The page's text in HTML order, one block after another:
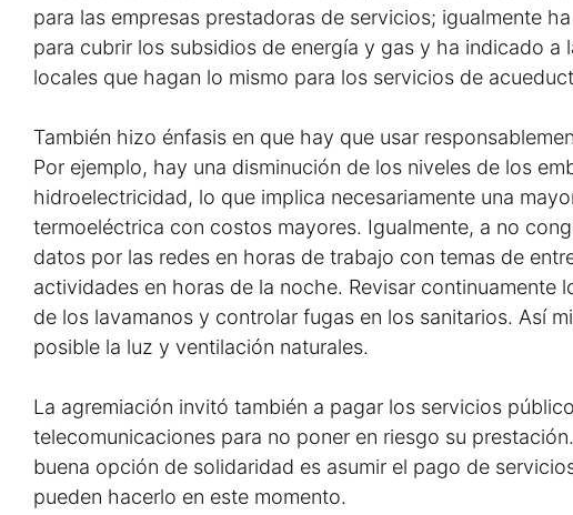
para las empresas prestadoras de servicios; igualmente
para cubrir los subsidios de energía y gas y ha indicado a
locales que hagan lo mismo para los servicios de
También hizo énfasis en que hay que usar
Por ejemplo, hay una disminución de los niveles de los
hidroelectricidad, lo que implica necesariamente una
termoeléctrica con costos mayores. Igualmente, a no
datos por las redes en horas de trabajo con temas de
actividades en horas de la noche. Revisar continuamente
de los lavamanos y controlar fugas en los sanitarios. Así
posible la luz y ventilación naturales.
La agremiación invitó también a pagar los servicios
telecomunicaciones para no poner en riesgo su
buena opción de solidaridad es asumir el pago de
pueden hacerlo en este momento.